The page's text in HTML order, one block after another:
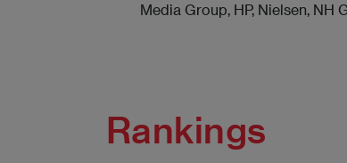
Media Group, HP, Nielsen, NH
Rankings